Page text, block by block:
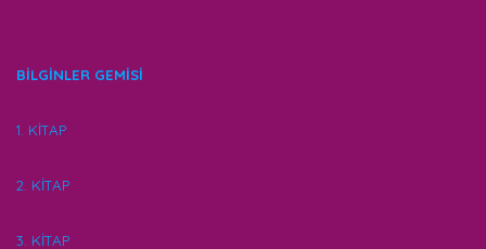
BİLGİNLER GEMİSİ
1. KİTAP
2. KİTAP
3. KİTAP